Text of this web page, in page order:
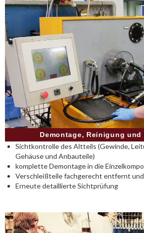
Demontage, Reinigung und
Sichtkontrolle des Altteils (Gewinde,
Gehäuse und Anbauteile)
komplette Demontage in die
Verschleißteile fachgerecht entfernt
Erneute detaillierte Sichtprüfung